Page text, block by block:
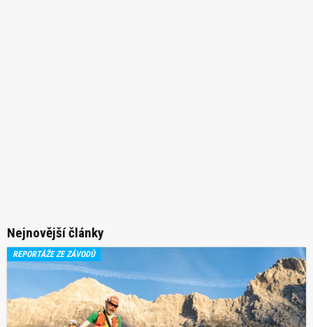
Nejnovější články
REPORTÁŽE ZE ZÁVODŮ